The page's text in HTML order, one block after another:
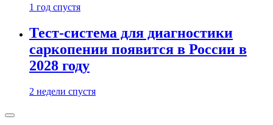
1 год спустя
Тест-система для диагностики
саркопении появится в России в
2028 году
2 недели спустя